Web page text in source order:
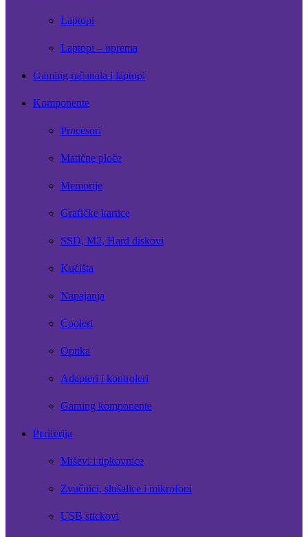
Laptopi
Laptopi – oprema
Gaming računala i laptopi
Komponente
Procesori
Matične ploče
Memorije
Grafičke kartice
SSD, M2, Hard diskovi
Kućišta
Napajanja
Cooleri
Optika
Adapteri i kontroleri
Gaming komponente
Periferija
Miševi i tipkovnice
Zvučnici, slušalice i mikrofoni
USB stickovi